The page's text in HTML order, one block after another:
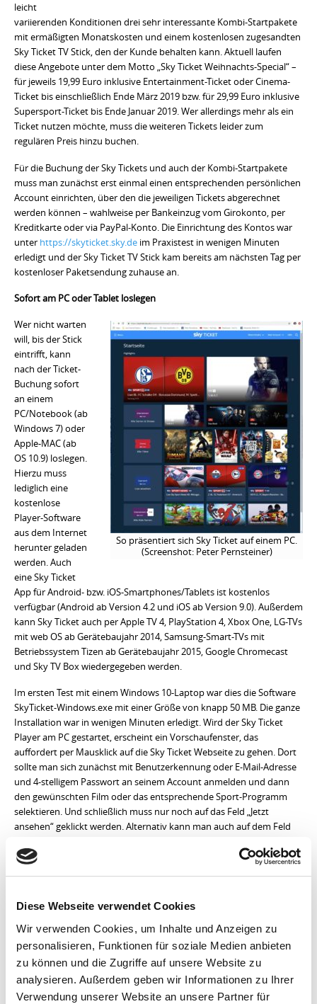
Diese Webseite verwendet Cookies
Wir verwenden Cookies, um Inhalte und Anzeigen zu
personalisieren, Funktionen für soziale Medien anbieten
zu können und die Zugriffe auf unsere Website zu
analysieren. Außerdem geben wir Informationen zu Ihrer
Verwendung unserer Website an unsere Partner für
leicht
variierenden Konditionen drei sehr interessante Kombi-Startpakete
mit ermäßigten Monatskosten und einem kostenlosen zugesandten
Sky Ticket TV Stick, den der Kunde behalten kann. Aktuell laufen
diese Angebote unter dem Motto „Sky Ticket Weihnachts-Special“ –
für jeweils 19,99 Euro inklusive Entertainment-Ticket oder Cinema-
Ticket bis einschließlich Ende März 2019 bzw. für 29,99 Euro inklusive
Supersport-Ticket bis Ende Januar 2019. Wer allerdings mehr als ein
Ticket nutzen möchte, muss die weiteren Tickets leider zum
regulären Preis hinzu buchen.
Für die Buchung der Sky Tickets und auch der Kombi-Startpakete
muss man zunächst erst einmal einen entsprechenden persönlichen
Account einrichten, über den die jeweiligen Tickets abgerechnet
werden können – wahlweise per Bankeinzug vom Girokonto, per
Kreditkarte oder via PayPal-Konto. Die Einrichtung des Kontos war
unter https://skyticket.sky.de im Praxistest in wenigen Minuten
erledigt und der Sky Ticket TV Stick kam bereits am nächsten Tag per
kostenloser Paketsendung zuhause an.
Sofort am PC oder Tablet loslegen
So präsentiert sich Sky Ticket auf einem PC.
(Screenshot: Peter Pernsteiner)
Wer nicht warten
will, bis der Stick
eintrifft, kann
nach der Ticket-
Buchung sofort
an einem
PC/Notebook (ab
Windows 7) oder
Apple-MAC (ab
OS 10.9) loslegen.
Hierzu muss
lediglich eine
kostenlose
Player-Software
aus dem Internet
herunter geladen
werden. Auch
eine Sky Ticket
App für Android- bzw. iOS-Smartphones/Tablets ist kostenlos
verfügbar (Android ab Version 4.2 und iOS ab Version 9.0). Außerdem
kann Sky Ticket auch per Apple TV 4, PlayStation 4, Xbox One, LG-TVs
mit web OS ab Gerätebaujahr 2014, Samsung-Smart-TVs mit
Betriebssystem Tizen ab Gerätebaujahr 2015, Google Chromecast
und Sky TV Box wiedergegeben werden.
Im ersten Test mit einem Windows 10-Laptop war dies die Software
SkyTicket-Windows.exe mit einer Größe von knapp 50 MB. Die ganze
Installation war in wenigen Minuten erledigt. Wird der Sky Ticket
Player am PC gestartet, erscheint ein Vorschaufenster, das
auffordert per Mausklick auf die Sky Ticket Webseite zu gehen. Dort
sollte man sich zunächst mit Benutzerkennung oder E-Mail-Adresse
und 4-stelligem Passwort an seinem Account anmelden und dann
den gewünschten Film oder das entsprechende Sport-Programm
selektieren. Und schließlich muss nur noch auf das Feld „Jetzt
ansehen“ geklickt werden. Alternativ kann man auch auf dem Feld
weiterschauen.
Fenster, mit
Button „Sky
Ticket
öffnen“ und
öffnet sich